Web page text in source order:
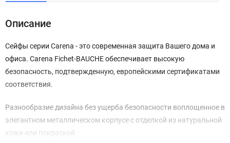
Описание
Сейфы серии Carena - это современная защита Вашего дома и
офиса. Carena Fichet-BAUCHE обеспечивает высокую
безопасность, подтвержденную, европейскими сертификатами
соответствия.
Разнообразие дизайна без ущерба безопасности воплощенное в
элегантном металлическом корпусе с отделкой из натуральной
кожи или покраской.